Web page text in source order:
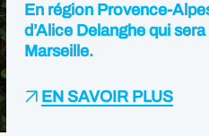
En région Provence-
d’Alice Delanghe qui
Marseille.
EN SAVOIR PLUS